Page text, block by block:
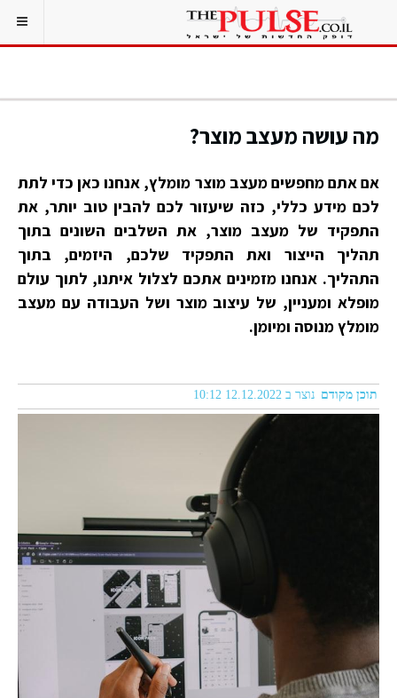
מה עושה מעצב מוצר?
אם אתם מחפשים מעצב מוצר מומלץ, אנחנו כאן כדי לתת
לכם מידע כללי, כזה שיעזור לכם להבין טוב יותר, את
התפקיד של מעצב מוצר, את השלבים השונים בתוך
תהליך הייצור ואת התפקיד שלכם, היזמים, בתוך
התהליך. אנחנו מזמינים אתכם לצלול איתנו, לתוך עולם
מופלא ומעניין, של עיצוב מוצר ושל העבודה עם מעצב
מומלץ מנוסה ומיומן.
תוכן מקודם נוצר ב 12.12.2022 10:12